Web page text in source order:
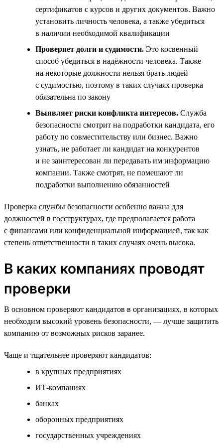
сертификатов с курсов и других документов. Важно
установить личность человека, а также убедиться
в наличии необходимой квалификации
Проверяет долги и судимости. Это косвенный
способ убедиться в надёжности человека. Также
на некоторые должности нельзя брать людей
с судимостью, поэтому в таких случаях проверка
обязательна по закону
Выявляет риски конфликта интересов. Служба
безопасности смотрит на подработки кандидата, его
работу по совместительству или бизнес. Важно
узнать, не работает ли кандидат на конкурентов
и не заинтересован ли передавать им информацию
компании. Также смотрят, не помешают ли
подработки выполнению обязанностей
Проверка службы безопасности особенно важна для
должностей в госструктурах, где предполагается работа
с финансами или конфиденциальной информацией, так как
степень ответственности в таких случаях очень высока.
В каких компаниях проводят
проверки
В основном проверяют кандидатов в организациях, в которых
необходим высокий уровень безопасности, — лучше защитить
компанию от возможных рисков заранее.
Чаще и тщательнее проверяют кандидатов:
в крупных предприятиях
ИТ-компаниях
банках
оборонных предприятиях
государственных учреждениях